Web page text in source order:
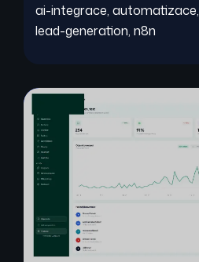
ai-integrace, automatizace,
lead-generation, n8n